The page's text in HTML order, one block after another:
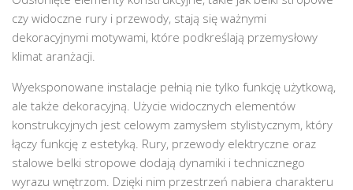
czy widoczne rury i przewody, stają się ważnymi
dekoracyjnymi motywami, które podkreślają przemysłowy
klimat aranżacji.
Wyeksponowane instalacje pełnią nie tylko funkcję użytkową,
ale także dekoracyjną. Użycie widocznych elementów
konstrukcyjnych jest celowym zamysłem stylistycznym, który
łączy funkcję z estetyką. Rury, przewody elektryczne oraz
stalowe belki stropowe dodają dynamiki i technicznego
wyrazu wnętrzom. Dzięki nim przestrzeń nabiera charakteru